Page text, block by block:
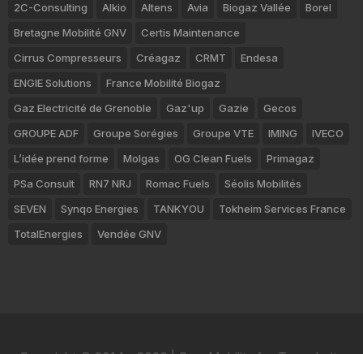
2C-Consulting Alkio Altens Avia Biogaz Vallée
Borel
Bretagne Mobilité GNV
Certis Maintenance
Cirrus Compresseurs
Créagaz CRMT
Endesa
ENGIE Solutions
France Mobilité Biogaz
Gaz Electricité de Grenoble
Gaz'up Gazie
Gecos
GROUPE ADF
Groupe Sorégies Groupe VTE IMING
IVECO
L’idée prend forme
Molgas OG Clean Fuels
Primagaz
PSa Consult
RN7 NRJ Romac Fuels
Séolis Mobilités
SEVEN
Synqo Energies TANKYOU
Tokheim Services France
TotalEnergies
Vendée GNV